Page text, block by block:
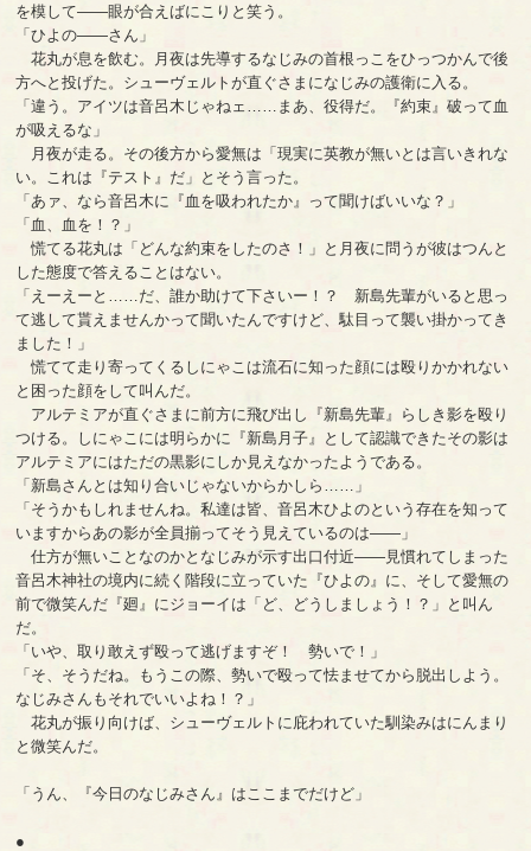
を模して――眼が合えばにこりと笑う。
「ひよの――さん」
花丸が息を飲む。月夜は先導するなじみの首根っこをひっつかんで後
方へと投げた。シューヴェルトが直ぐさまになじみの護衛に入る。
「違う。アイツは音呂木じゃねェ……まあ、役得だ。『約束』破って血
が吸えるな」
月夜が走る。その後方から愛無は「現実に英教が無いとは言いきれな
い。これは『テスト』だ」とそう言った。
「あァ、なら音呂木に『血を吸われたか』って聞けばいいな？」
「血、血を！？」
慌てる花丸は「どんな約束をしたのさ！」と月夜に問うが彼はつんと
した態度で答えることはない。
「えーえーと……だ、誰か助けて下さいー！？ 新島先輩がいると思っ
て逃して貰えませんかって聞いたんですけど、駄目って襲い掛かってき
ました！」
慌てて走り寄ってくるしにゃこは流石に知った顔には殴りかかれない
と困った顔をして叫んだ。
アルテミアが直ぐさまに前方に飛び出し『新島先輩』らしき影を殴り
つける。しにゃこには明らかに『新島月子』として認識できたその影は
アルテミアにはただの黒影にしか見えなかったようである。
「新島さんとは知り合いじゃないからかしら……」
「そうかもしれませんね。私達は皆、音呂木ひよのという存在を知って
いますからあの影が全員揃ってそう見えているのは――」
仕方が無いことなのかとなじみが示す出口付近――見慣れてしまった
音呂木神社の境内に続く階段に立っていた『ひよの』に、そして愛無の
前で微笑んだ『廻』にジョーイは「ど、どうしましょう！？」と叫ん
だ。
「いや、取り敢えず殴って逃げますぞ！ 勢いで！」
「そ、そうだね。もうこの際、勢いで殴って怯ませてから脱出しよう。
なじみさんもそれでいいよね！？」
花丸が振り向けば、シューヴェルトに庇われていた馴染みはにんまり
と微笑んだ。
「うん、『今日のなじみさん』はここまでだけど」
●